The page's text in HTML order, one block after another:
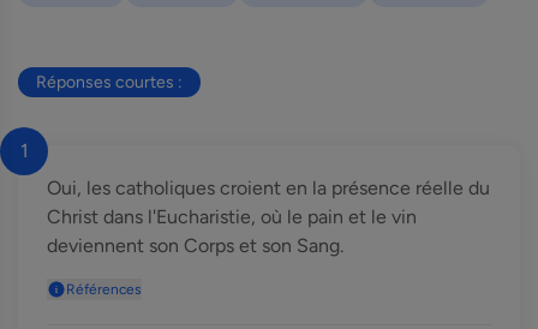
Réponses courtes :
1
Oui, les catholiques croient en la présence réelle du
Christ dans l'Eucharistie, où le pain et le vin
deviennent son Corps et son Sang.
Références